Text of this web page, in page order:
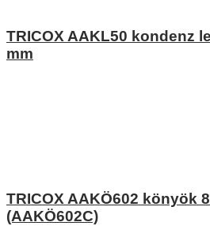
TRICOX AAKL50 kondenz
mm
TRICOX AAKÖ602 könyök
(AAKÖ602C)